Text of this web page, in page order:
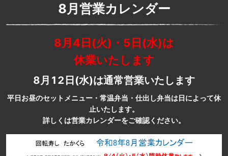
8月営業カレンダー
8月4日(火)・5日(水)は
休業いたします
8月12日(水)は通常営業いたします
平日お昼のセットメニュー・常温弁当・仕出し弁当は日によって休
止いたします。
詳しくは営業カレンダーをご確認ください。